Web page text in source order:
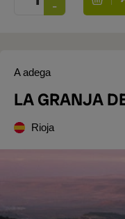
A adega
LA GRANJA
Rioja